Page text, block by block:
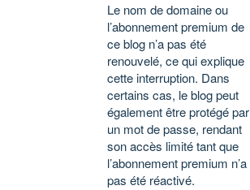
Le nom de domaine ou
l’abonnement premium de
ce blog n’a pas été
renouvelé, ce qui explique
cette interruption. Dans
certains cas, le blog peut
également être protégé par
un mot de passe, rendant
son accès limité tant que
l’abonnement premium n’a
pas été réactivé.